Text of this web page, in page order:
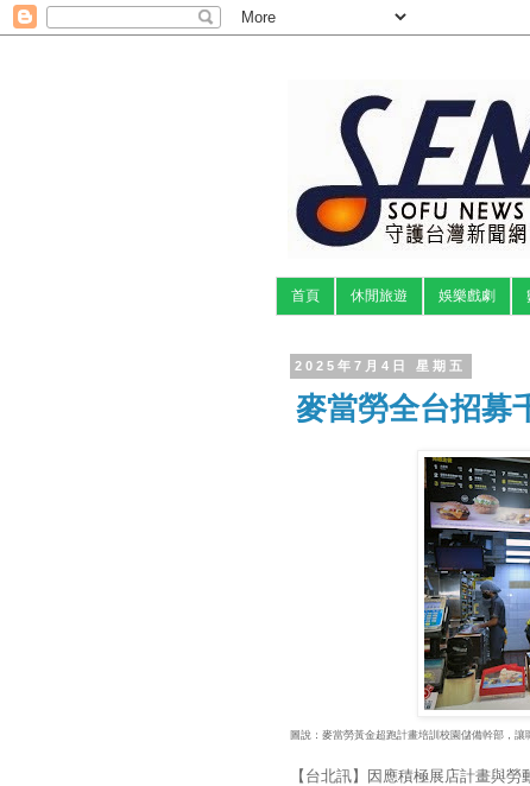
首頁 休閒旅遊 娛樂戲劇
2025年7月4日 星期五
麥當勞全台招募
圖說：麥當勞黃金超跑計畫培訓校園儲備幹部，讓
【台北訊】因應積極展店計畫與